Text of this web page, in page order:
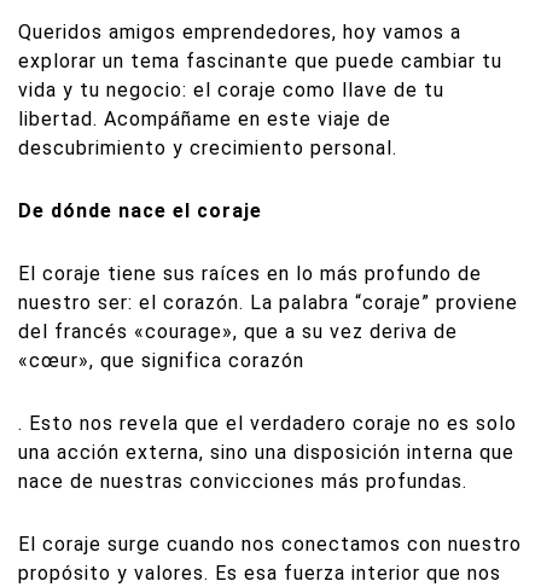
Queridos amigos emprendedores, hoy vamos a
explorar un tema fascinante que puede cambiar tu
vida y tu negocio: el coraje como llave de tu
libertad. Acompáñame en este viaje de
descubrimiento y crecimiento personal.
De dónde nace el coraje
El coraje tiene sus raíces en lo más profundo de
nuestro ser: el corazón. La palabra “coraje” proviene
del francés «courage», que a su vez deriva de
«cœur», que significa corazón
. Esto nos revela que el verdadero coraje no es solo
una acción externa, sino una disposición interna que
nace de nuestras convicciones más profundas.
El coraje surge cuando nos conectamos con nuestro
propósito y valores. Es esa fuerza interior que nos